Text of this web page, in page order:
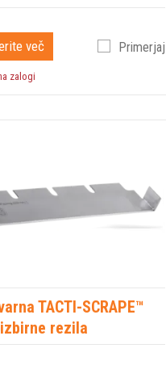
več Primerjaj
zalogi
TACTI-SCRAPE™
rezila